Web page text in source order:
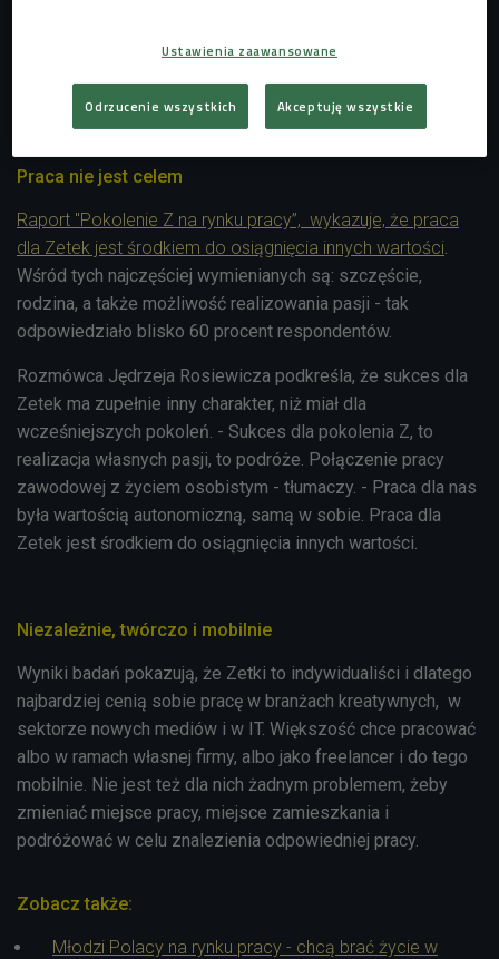
- mówi kierujący badaniami prof. Michał Kaczmarczyk,
rektor Wyższej Szkoły Humanitas w Sosnowcu. - W
przypadku generacji Z obserwujemy zupełnie inne postawy.
Praca nie jest celem
Raport "Pokolenie Z na rynku pracy”, wykazuje, że praca
dla Zetek jest środkiem do osiągnięcia innych wartości.
Wśród tych najczęściej wymienianych są: szczęście,
rodzina, a także możliwość realizowania pasji - tak
odpowiedziało blisko 60 procent respondentów.
Rozmówca Jędrzeja Rosiewicza podkreśla, że sukces dla
Zetek ma zupełnie inny charakter, niż miał dla
wcześniejszych pokoleń. - Sukces dla pokolenia Z, to
realizacja własnych pasji, to podróże. Połączenie pracy
zawodowej z życiem osobistym - tłumaczy. - Praca dla nas
była wartością autonomiczną, samą w sobie. Praca dla
Zetek jest środkiem do osiągnięcia innych wartości.
Niezależnie, twórczo i mobilnie
Wyniki badań pokazują, że Zetki to indywidualiści i dlatego
najbardziej cenią sobie pracę w branżach kreatywnych, w
sektorze nowych mediów i w IT. Większość chce pracować
albo w ramach własnej firmy, albo jako freelancer i do tego
mobilnie. Nie jest też dla nich żadnym problemem, żeby
zmieniać miejsce pracy, miejsce zamieszkania i
podróżować w celu znalezienia odpowiedniej pracy.
Zobacz także:
Młodzi Polacy na rynku pracy - chcą brać życie w
Ustawienia zaawansowane
Odrzucenie wszystkich Akceptuję wszystkie